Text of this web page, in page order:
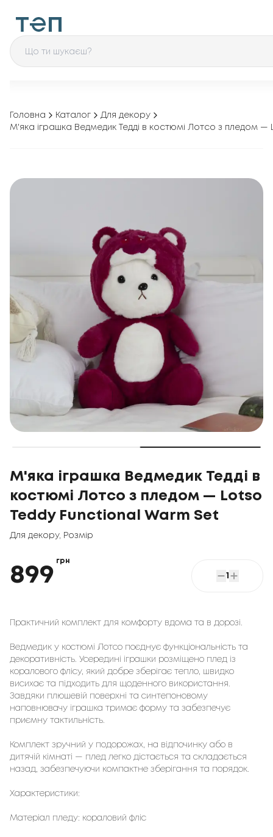
Головна Каталог
Для декору
М'яка іграшка Ведмедик Тедді в костюмі Лотсо з пледом
М'яка іграшка Ведмедик Тедді в
костюмі Лотсо з пледом — Lotso
Teddy Functional Warm Set
Для декору, Розмір
899
грн
1
Практичний комплект для комфорту вдома та в дорозі.
Ведмедик у костюмі Лотсо поєднує функціональність та
декоративність. Усередині іграшки розміщено плед із
коралового флісу, який добре зберігає тепло, швидко
висихає та підходить для щоденного використання.
Завдяки плюшевій поверхні та синтепоновому
наповнювачу іграшка тримає форму та забезпечує
приємну тактильність.
Комплект зручний у подорожах, на відпочинку або в
дитячій кімнаті — плед легко дістається та складається
назад, забезпечуючи компактне зберігання та порядок.
Характеристики:
Матеріал пледу: кораловий фліс